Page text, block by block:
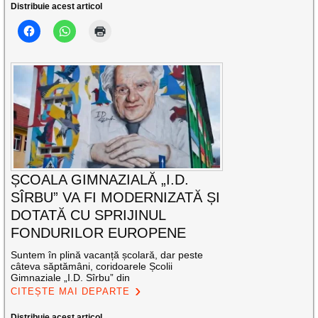
Distribuie acest articol
ȘCOALA GIMNAZIALĂ „I.D.
SÎRBU” VA FI MODERNIZATĂ ȘI
DOTATĂ CU SPRIJINUL
FONDURILOR EUROPENE
Suntem în plină vacanță școlară, dar peste
câteva săptămâni, coridoarele Școlii
Gimnaziale „I.D. Sîrbu” din
CITEȘTE MAI DEPARTE